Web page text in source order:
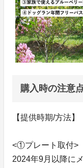
購入時の注意
【提供時期/方法】
<①プレート取付>
2024年9月以降に